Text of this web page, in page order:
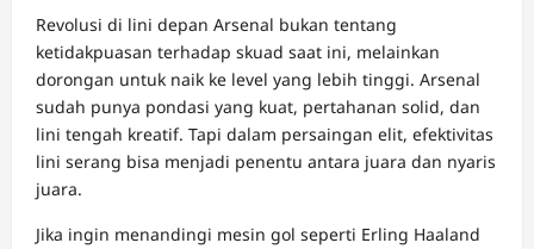
Revolusi di lini depan Arsenal bukan tentang
ketidakpuasan terhadap skuad saat ini, melainkan
dorongan untuk naik ke level yang lebih tinggi. Arsenal
sudah punya pondasi yang kuat, pertahanan solid, dan
lini tengah kreatif. Tapi dalam persaingan elit, efektivitas
lini serang bisa menjadi penentu antara juara dan nyaris
juara.
Jika ingin menandingi mesin gol seperti Erling Haaland